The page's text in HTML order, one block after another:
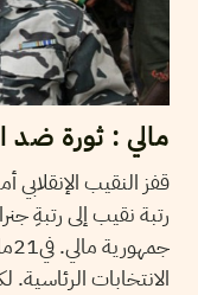
مالي : ثورة ضد
رتبة نقيب إلى رتبةِ
الانتخابات الرئاسية.